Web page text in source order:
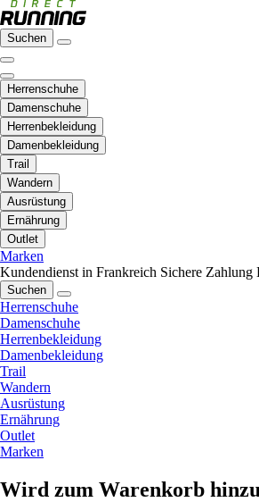
Suchen
Herrenschuhe
Damenschuhe
Herrenbekleidung
Damenbekleidung
Trail
Wandern
Ausrüstung
Ernährung
Outlet
Marken
Kundendienst in Frankreich Sichere Zahlung
Suchen
Herrenschuhe
Damenschuhe
Herrenbekleidung
Damenbekleidung
Trail
Wandern
Ausrüstung
Ernährung
Outlet
Marken
Wird zum Warenkorb